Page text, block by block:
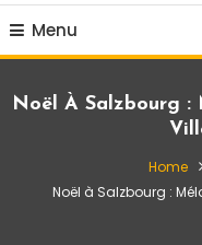
Menu
Noël À Salzbourg :
Home
Noël à Salzbourg :